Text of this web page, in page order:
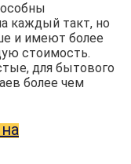
каждый такт, но
и имеют более
стоимость.
для бытового
более чем